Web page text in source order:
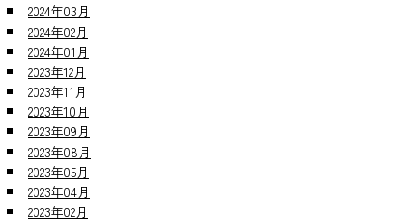
2024年03月
2024年02月
2024年01月
2023年12月
2023年11月
2023年10月
2023年09月
2023年08月
2023年05月
2023年04月
2023年02月